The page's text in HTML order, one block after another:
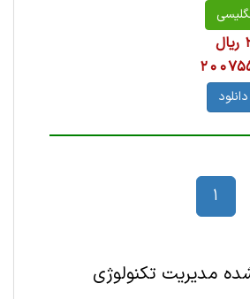
1
مدیریت تکنولوژی